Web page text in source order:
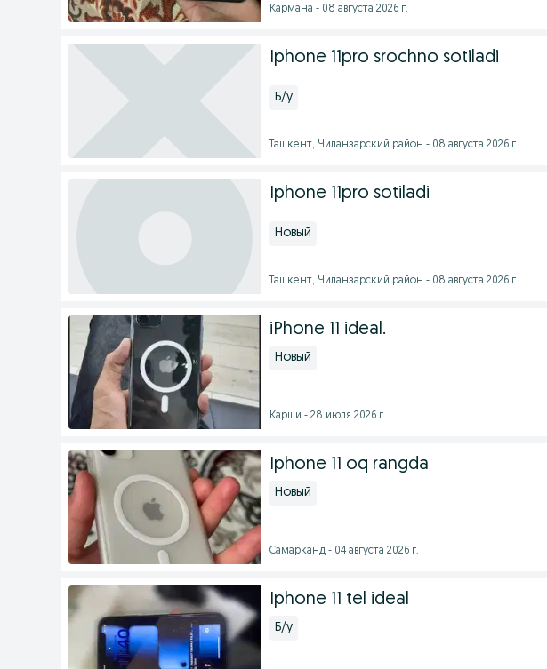
Кармана - 08 августа 2026 г.
Iphone 11pro srochno sotiladi
Б/у
Ташкент, Чиланзарский район - 08 августа 2026 г.
Iphone 11pro sotiladi
Новый
Ташкент, Чиланзарский район - 08 августа 2026 г.
iPhone 11 ideal.
Новый
Карши - 28 июля 2026 г.
Iphone 11 oq rangda
Новый
Самарканд - 04 августа 2026 г.
Iphone 11 tel ideal
Б/у